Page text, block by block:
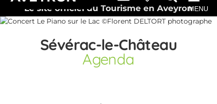
Le site officiel du Tourisme en AveyronMENU
Sévérac-le-Château
Agenda